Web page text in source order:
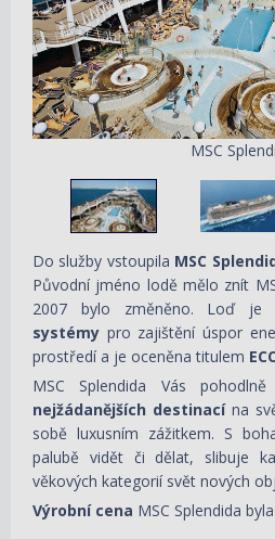
MSC
Do služby vstoupila MSC
Původní jméno lodě mělo znít
2007 bylo změněno. Loď je
systémy pro zajištění úspor
prostředí a je oceněna titulem
MSC Splendida Vás
nejžádanějších destinacína
sobě luxusním zážitkem. S
palubě vidět či dělat, slibuje
věkových kategorií svět nových
Výrobní cena MSC Splendida